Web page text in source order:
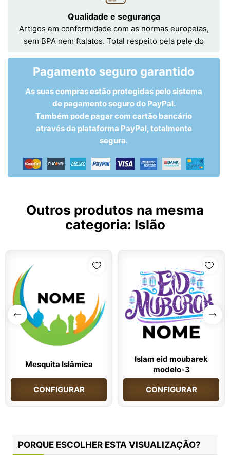
Qualidade e segurança
Artigos em conformidade com as normas europeias,
sem BPA nem ftalatos. Total respeito pela pele do
Pagamento seguro garantido
As suas compras estão protegidas pelo sistema
de pagamento seguro do PayPal.
Também pode pagar com cartão bancário
através da plataforma PayPal, totalmente
segura.
Outros produtos na mesma
categoria: Islão
Mesquita Islâmica
CONFIGURAR
Islam eid moubarek
modelo-3
CONFIGURAR
PORQUE ESCOLHER ESTA VISUALIZAÇÃO?